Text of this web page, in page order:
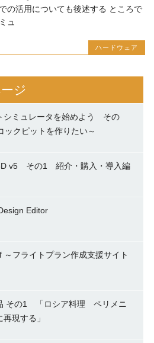
の活用についても後述する ところで
ュ
ハードウェア
ジ
シミュレータを始めよう その
クピットを作りたい～
v5 その1 紹介・購入・導入編
Editor
～フライトプラン作成支援サイト
その1 「ロシア料理 ペリメニ
現する」